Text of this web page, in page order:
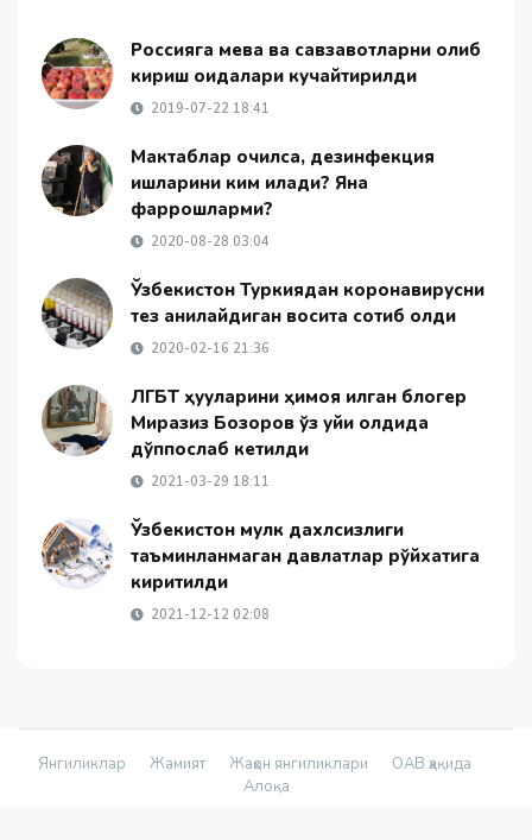
Россияга мева ва савзавотларни олиб
кириш қоидалари кучайтирилди
2019-07-22 18:41
Мактаблар очилса, дезинфекция
ишларини ким қилади? Яна
фаррошларми?
2020-08-28 03:04
Ўзбекистон Туркиядан коронавирусни
тез аниқлайдиган восита сотиб олди
2020-02-16 21:36
ЛГБТ ҳуқуқларини ҳимоя қилган блогер
Миразиз Бозоров ўз уйи олдида
дўппослаб кетилди
2021-03-29 18:11
Ўзбекистон мулк дахлсизлиги
таъминланмаган давлатлар рўйхатига
киритилди
2021-12-12 02:08
Янгиликлар Жамият Жаҳон янгиликлари
ОАВ ҳақида
Алоқа